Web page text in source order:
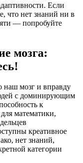
Если
что нет знаний ни в
— попробуйте
мозга:
мозг и вправду
с доминирующим
к
математики,
креативное
нет знаний,
категории